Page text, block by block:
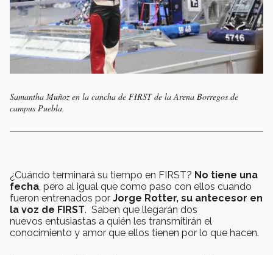
Samantha Muñoz en la cancha de FIRST de la Arena Borregos de
campus Puebla.
¿Cuándo terminará su tiempo en FIRST? No tiene una
fecha, pero al igual que como paso con ellos cuando
fueron entrenados por Jorge Rotter, su antecesor en
la voz de FIRST. Saben que llegarán dos
nuevos entusiastas a quién les transmitirán el
conocimiento y amor que ellos tienen por lo que hacen.